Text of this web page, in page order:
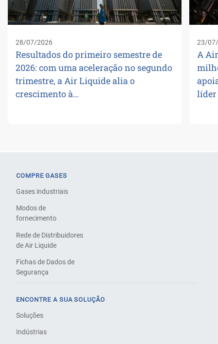
28/07/2026
Resultados do primeiro semestre de
2026: com uma aceleração no segundo
trimestre, a Air Liquide alia o
crescimento à…
23/
A
COMPRE GASES
Gases industriais
Modos de
fornecimento
Rede de Distribuidores
de Air Liquide
Fichas de Dados de
Segurança
ENCONTRE A SUA SOLUÇÃO
Soluções
Indústrias